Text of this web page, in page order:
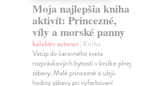
Moja najlepšia kniha
aktivít: Princezné,
víly a morské panny
kolektív autorov| Kniha
Vstúp do čarovného sveta
rozprávkových bytostí v knižke plnej
zábavy. Malé princezné si užijú
hodiny zábavy pri vyfarbovaní